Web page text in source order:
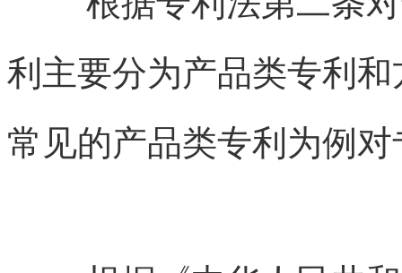
利主要分为产品类专利
常见的产品类专利为例